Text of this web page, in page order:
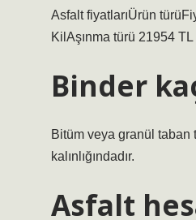
Asfalt fiyatlarıÜrün
KilAşınma türü 21954
Binder
Bitüm veya granül taban
kalınlığındadır.
Asfalt